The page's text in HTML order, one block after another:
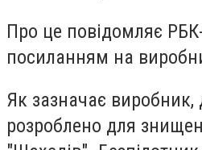
Про це повідомляє
посиланням на
Як зазначає виробник,
розроблено для